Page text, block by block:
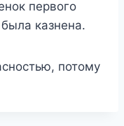
первого
казнена.
потому